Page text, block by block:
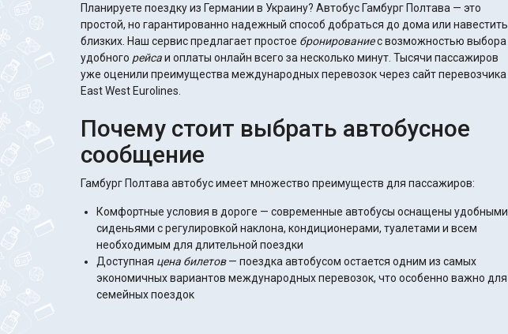
Планируете поездку из Германии в Украину? Автобус Гамбург Полтава — это
простой, но гарантированно надежный способ добраться до дома или навестить
близких. Наш сервис предлагает простое бронированиес возможностью выбора
удобного рейсаи оплаты онлайн всего за несколько минут. Тысячи пассажиров
уже оценили преимущества международных перевозок через сайт перевозчика
East West Eurolines.
Почему стоит выбрать автобусное
сообщение
Гамбург Полтава автобус имеет множество преимуществ для пассажиров:
Комфортные условия в дороге — современные автобусы оснащены удобными
сиденьями с регулировкой наклона, кондиционерами, туалетами и всем
необходимым для длительной поездки
Доступная цена билетов— поездка автобусом остается одним из самых
экономичных вариантов международных перевозок, что особенно важно для
семейных поездок